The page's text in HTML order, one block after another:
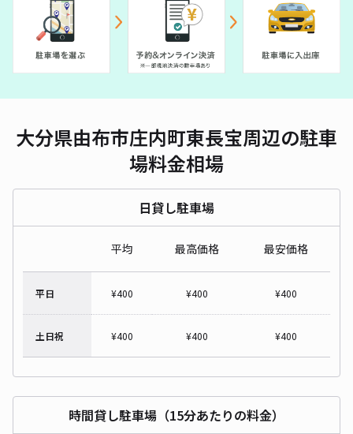
大分県由布市庄内町東長宝周辺の駐車
場料金相場
日貸し駐車場
平均 最高価格 最安価格
平日 ¥400 ¥400 ¥400
土日祝 ¥400 ¥400 ¥400
時間貸し駐車場（15分あたりの料金）